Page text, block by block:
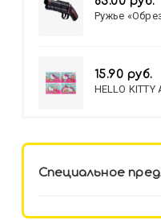
Ружье
15.90 руб.
HELLO
Специальное